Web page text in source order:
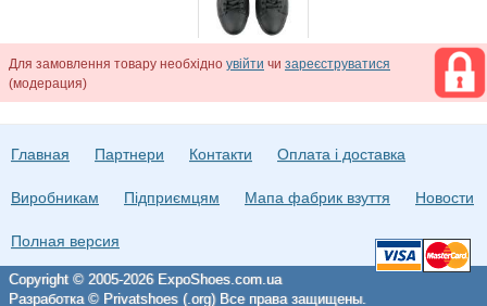
Для замовлення товару необхідно увійти чи зареєструватися
(модерация)
Главная Партнери Контакти Оплата і доставка
Виробникам Підприємцям Мапа фабрик взуття Новости
Полная версия
Copyright © 2005-2026 ExpoShoes.com.ua
Разработка © Privatshoes (.org) Все права защищены.